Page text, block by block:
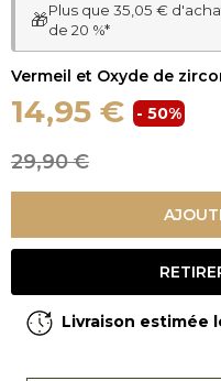
🎁Plus que 35,05 €
de 20 %*
Vermeil et Oxyde de
14,95 € - 50%
29,90 €
Livraison estimée